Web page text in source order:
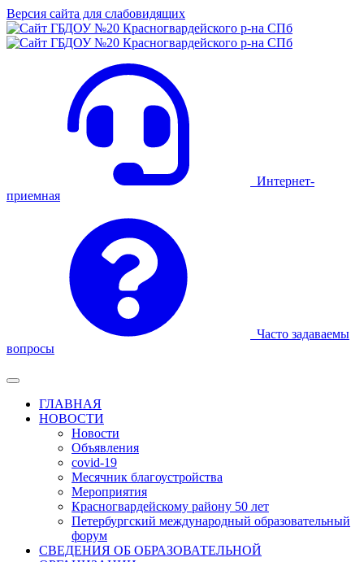
Версия сайта для слабовидящих
Интернет-
приемная
Часто задаваемы
вопросы
ГЛАВНАЯ
НОВОСТИ
Новости
Объявления
covid-19
Месячник благоустройства
Мероприятия
Красногвардейскому району 50 лет
Петербургский международный образовательный
форум
СВЕДЕНИЯ ОБ ОБРАЗОВАТЕЛЬНОЙ